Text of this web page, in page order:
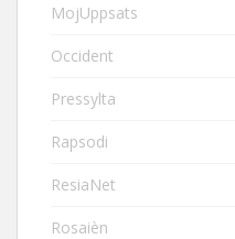
MojUppsats
Occident
Pressylta
Rapsodi
ResiaNet
Rosaièn